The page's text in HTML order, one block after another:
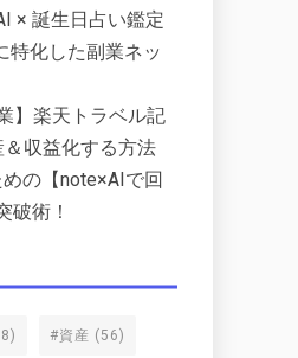
× 誕生日占い鑑定
特化した副業ネッ
】楽天トラベル記
＆収益化する方法
の【note×AIで回
破術！
#資産 (56)